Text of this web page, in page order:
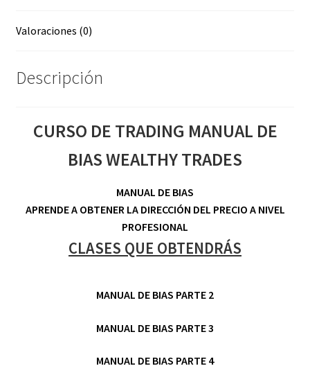
Valoraciones (0)
Descripción
CURSO DE TRADING MANUAL DE
BIAS WEALTHY TRADES
MANUAL DE BIAS
APRENDE A OBTENER LA DIRECCIÓN DEL PRECIO A NIVEL
PROFESIONAL
CLASES QUE OBTENDRÁS
MANUAL DE BIAS PARTE 2
MANUAL DE BIAS PARTE 3
MANUAL DE BIAS PARTE 4